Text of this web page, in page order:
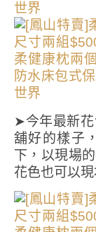
➤今年最新
舖好的樣子
下，以現場
花色也可以